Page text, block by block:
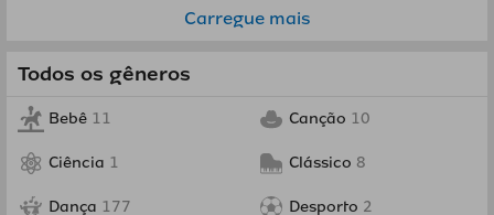
Carregue mais
Todos os gêneros
Bebê 11 Canção 10
Ciência 1 Clássico 8
Dança 177 Desporto 2